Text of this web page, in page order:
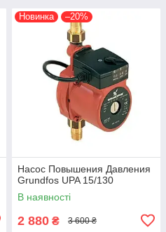
Новинка –20%
Насос Повышения Давления
Grundfos UPA 15/130
В наявності
2 880 ₴ 3 600 ₴